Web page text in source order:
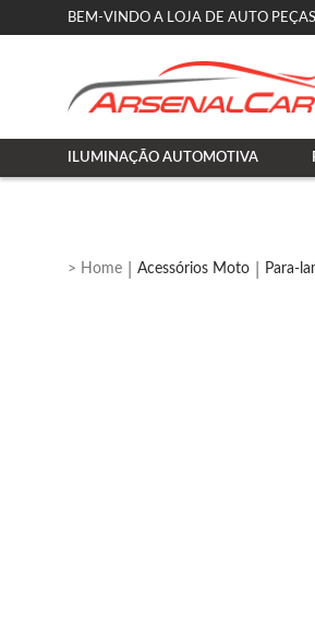
BEM-VINDO A LOJA DE AUTO
ILUMINAÇÃO AUTOMOTIVA
Acessórios Moto Para-